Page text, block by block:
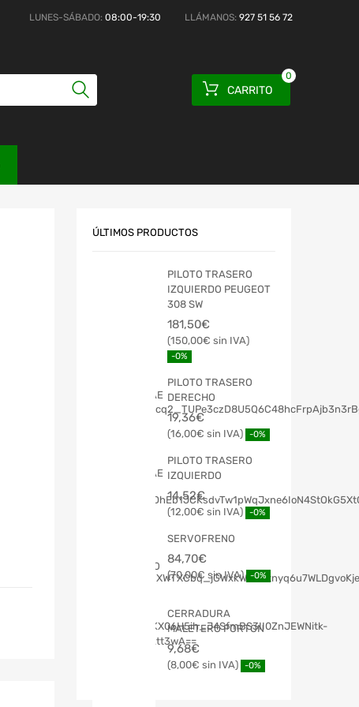
LUNES-SÁBADO: 08:00-19:30 LLÁMANOS: 927 51 56 72
CARRITO
0
ÚLTIMOS PRODUCTOS
PILOTO TRASERO
IZQUIERDO PEUGEOT
308 SW
181,50€
150,00€
-0%
PILOTO TRASERO
DERECHO
19,36€
16,00€ -0%
PILOTO TRASERO
IZQUIERDO
14,52€
12,00€ -0%
SERVOFRENO
84,70€
70,00€ -0%
CERRADURA
MALETERO PORTON
9,68€
8,00€ -0%